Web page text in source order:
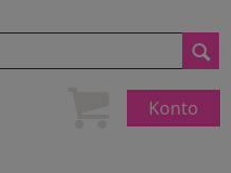
Konto